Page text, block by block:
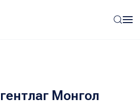
Монгол